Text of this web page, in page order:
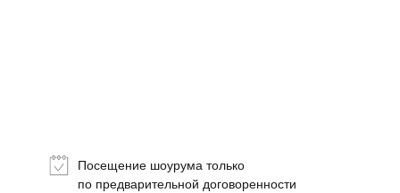
Посещение шоурума только
по предварительной договоренности